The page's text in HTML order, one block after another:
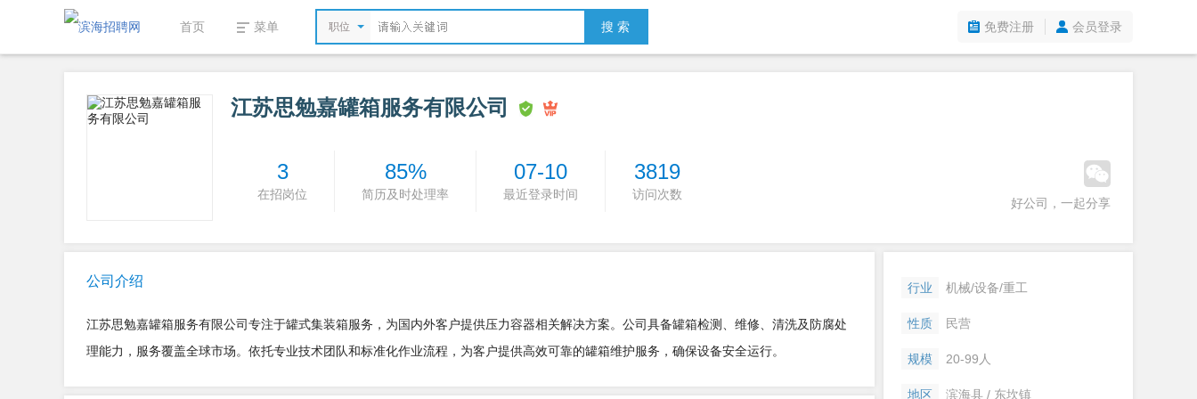
首页 菜单 职位 搜 索 免费注册 会员登录
江苏思勉嘉罐箱服务有限公司
3
在招岗位
85%
简历及时处理率
07-10
最近登录时间
3819
访问次数
好公司，一起分享
公司介绍
江苏思勉嘉罐箱服务有限公司专注于罐式集装箱服务，为国内外客户提供压力容器相关解决方案。公司具备罐箱检测、维修、清洗及防腐处
理能力，服务覆盖全球市场。依托专业技术团队和标准化作业流程，为客户提供高效可靠的罐箱维护服务，确保设备安全运行。
行业 机械/设备/重工
性质 民营
规模 20-99人
地区 滨海县 / 东坎镇